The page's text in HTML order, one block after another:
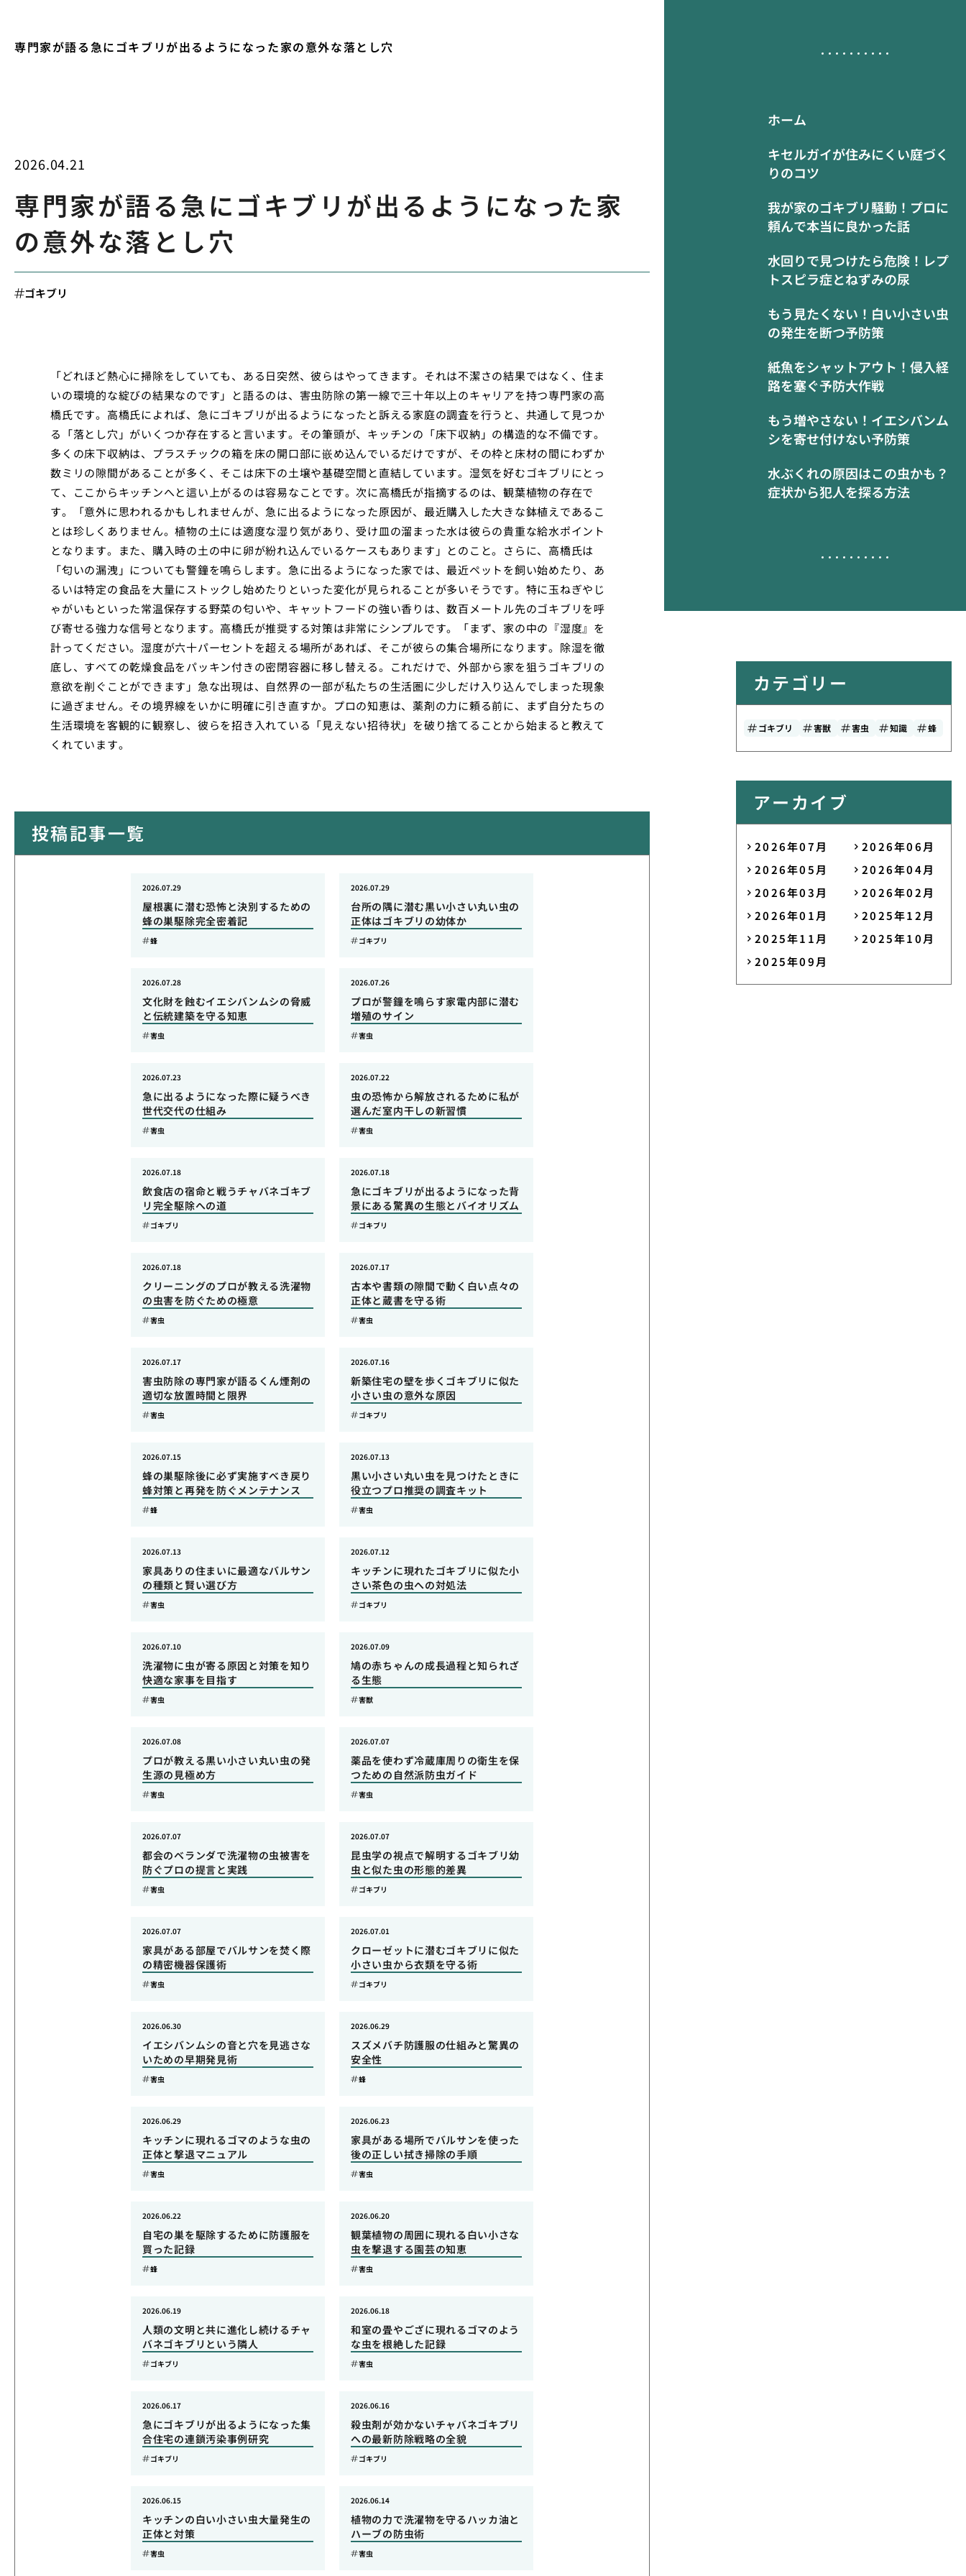
専門家が語る急にゴキブリが出るようになった家の意外な落とし穴
ホーム
キセルガイが住みにくい庭づく
りのコツ
我が家のゴキブリ騒動！プロに
頼んで本当に良かった話
水回りで見つけたら危険！レプ
トスピラ症とねずみの尿
もう見たくない！白い小さい虫
の発生を断つ予防策
紙魚をシャットアウト！侵入経
路を塞ぐ予防大作戦
もう増やさない！イエシバンム
シを寄せ付けない予防策
水ぶくれの原因はこの虫かも？
症状から犯人を探る方法
2026.04.21
専門家が語る急にゴキブリが出るようになった家
の意外な落とし穴
ゴキブリ
「どれほど熱心に掃除をしていても、ある日突然、彼らはやってきます。それは不潔さの結果ではなく、住ま
いの環境的な綻びの結果なのです」と語るのは、害虫防除の第一線で三十年以上のキャリアを持つ専門家の高
橋氏です。高橋氏によれば、急にゴキブリが出るようになったと訴える家庭の調査を行うと、共通して見つか
る「落とし穴」がいくつか存在すると言います。その筆頭が、キッチンの「床下収納」の構造的な不備です。
多くの床下収納は、プラスチックの箱を床の開口部に嵌め込んでいるだけですが、その枠と床材の間にわずか
数ミリの隙間があることが多く、そこは床下の土壌や基礎空間と直結しています。湿気を好むゴキブリにとっ
て、ここからキッチンへと這い上がるのは容易なことです。次に高橋氏が指摘するのは、観葉植物の存在で
す。「意外に思われるかもしれませんが、急に出るようになった原因が、最近購入した大きな鉢植えであるこ
とは珍しくありません。植物の土には適度な湿り気があり、受け皿の溜まった水は彼らの貴重な給水ポイント
となります。また、購入時の土の中に卵が紛れ込んでいるケースもあります」とのこと。さらに、高橋氏は
「匂いの漏洩」についても警鐘を鳴らします。急に出るようになった家では、最近ペットを飼い始めたり、あ
るいは特定の食品を大量にストックし始めたりといった変化が見られることが多いそうです。特に玉ねぎやじ
ゃがいもといった常温保存する野菜の匂いや、キャットフードの強い香りは、数百メートル先のゴキブリを呼
び寄せる強力な信号となります。高橋氏が推奨する対策は非常にシンプルです。「まず、家の中の『湿度』を
計ってください。湿度が六十パーセントを超える場所があれば、そこが彼らの集合場所になります。除湿を徹
底し、すべての乾燥食品をパッキン付きの密閉容器に移し替える。これだけで、外部から家を狙うゴキブリの
意欲を削ぐことができます」急な出現は、自然界の一部が私たちの生活圏に少しだけ入り込んでしまった現象
に過ぎません。その境界線をいかに明確に引き直すか。プロの知恵は、薬剤の力に頼る前に、まず自分たちの
生活環境を客観的に観察し、彼らを招き入れている「見えない招待状」を破り捨てることから始まると教えて
くれています。
投稿記事一覧
屋根裏に潜む恐怖と決別するための
蜂の巣駆除完全密着記
2026.07.29
蜂
台所の隅に潜む黒い小さい丸い虫の
正体はゴキブリの幼体か
2026.07.29
ゴキブリ
文化財を蝕むイエシバンムシの脅威
と伝統建築を守る知恵
2026.07.28
害虫
プロが警鐘を鳴らす家電内部に潜む
増殖のサイン
2026.07.26
害虫
急に出るようになった際に疑うべき
世代交代の仕組み
2026.07.23
害虫
虫の恐怖から解放されるために私が
選んだ室内干しの新習慣
2026.07.22
害虫
飲食店の宿命と戦うチャバネゴキブ
リ完全駆除への道
2026.07.18
ゴキブリ
急にゴキブリが出るようになった背
景にある驚異の生態とバイオリズム
2026.07.18
ゴキブリ
クリーニングのプロが教える洗濯物
の虫害を防ぐための極意
2026.07.18
害虫
古本や書類の隙間で動く白い点々の
正体と蔵書を守る術
2026.07.17
害虫
害虫防除の専門家が語るくん煙剤の
適切な放置時間と限界
2026.07.17
害虫
新築住宅の壁を歩くゴキブリに似た
小さい虫の意外な原因
2026.07.16
ゴキブリ
蜂の巣駆除後に必ず実施すべき戻り
蜂対策と再発を防ぐメンテナンス
2026.07.15
蜂
黒い小さい丸い虫を見つけたときに
役立つプロ推奨の調査キット
2026.07.13
害虫
家具ありの住まいに最適なバルサン
の種類と賢い選び方
2026.07.13
害虫
キッチンに現れたゴキブリに似た小
さい茶色の虫への対処法
2026.07.12
ゴキブリ
洗濯物に虫が寄る原因と対策を知り
快適な家事を目指す
2026.07.10
害虫
鳩の赤ちゃんの成長過程と知られざ
る生態
2026.07.09
害獣
プロが教える黒い小さい丸い虫の発
生源の見極め方
2026.07.08
害虫
薬品を使わず冷蔵庫周りの衛生を保
つための自然派防虫ガイド
2026.07.07
害虫
都会のベランダで洗濯物の虫被害を
防ぐプロの提言と実践
2026.07.07
害虫
昆虫学の視点で解明するゴキブリ幼
虫と似た虫の形態的差異
2026.07.07
ゴキブリ
家具がある部屋でバルサンを焚く際
の精密機器保護術
2026.07.07
害虫
クローゼットに潜むゴキブリに似た
小さい虫から衣類を守る術
2026.07.01
ゴキブリ
イエシバンムシの音と穴を見逃さな
いための早期発見術
2026.06.30
害虫
スズメバチ防護服の仕組みと驚異の
安全性
2026.06.29
蜂
キッチンに現れるゴマのような虫の
正体と撃退マニュアル
2026.06.29
害虫
家具がある場所でバルサンを使った
後の正しい拭き掃除の手順
2026.06.23
害虫
自宅の巣を駆除するために防護服を
買った記録
2026.06.22
蜂
観葉植物の周囲に現れる白い小さな
虫を撃退する園芸の知恵
2026.06.20
害虫
人類の文明と共に進化し続けるチャ
バネゴキブリという隣人
2026.06.19
ゴキブリ
和室の畳やござに現れるゴマのよう
な虫を根絶した記録
2026.06.18
害虫
急にゴキブリが出るようになった集
合住宅の連鎖汚染事例研究
2026.06.17
ゴキブリ
殺虫剤が効かないチャバネゴキブリ
への最新防除戦略の全貌
2026.06.16
ゴキブリ
キッチンの白い小さい虫大量発生の
正体と対策
2026.06.15
害虫
植物の力で洗濯物を守るハッカ油と
ハーブの防虫術
2026.06.14
害虫
カテゴリー
ゴキブリ 害獣 害虫 知識 蜂
アーカイブ
2026年07月
2026年06月
2026年05月
2026年04月
2026年03月
2026年02月
2026年01月
2025年12月
2025年11月
2025年10月
2025年09月